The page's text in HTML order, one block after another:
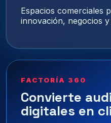
Espacios comerciales
innovación, negocios y
FACTORÍA 360
Convierte
digitales en